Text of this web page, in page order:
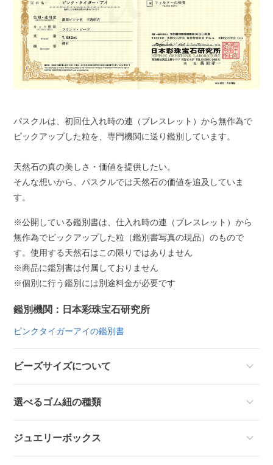
パスクルは、初回仕入れ時の連（ブレスレット）から無作為で
ピックアップした粒を、専門機関に送り鑑別しています。
天然石の真の美しさ・価値を提供したい。
そんな想いから、パスクルでは天然石の価値を追及していま
す。
※公開している鑑別書は、仕入れ時の連（ブレスレット）から
無作為でピックアップした粒（鑑別書写真の現品）のもので
す。使用する天然石はこの限りではありません
※商品に鑑別書は付属しておりません
※個別に行う鑑別には別途料金が必要です
鑑別機関：日本彩珠宝石研究所
ピンクタイガーアイの鑑別書
ビーズサイズについて
選べるゴム紐の種類
ジュエリーボックス